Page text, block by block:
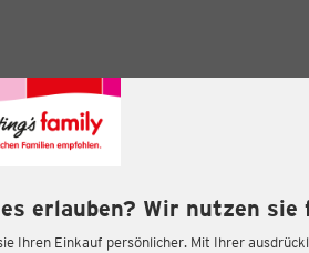
erlauben? Wir nutzen
Ihren Einkauf persönlicher. Mit Ihrer